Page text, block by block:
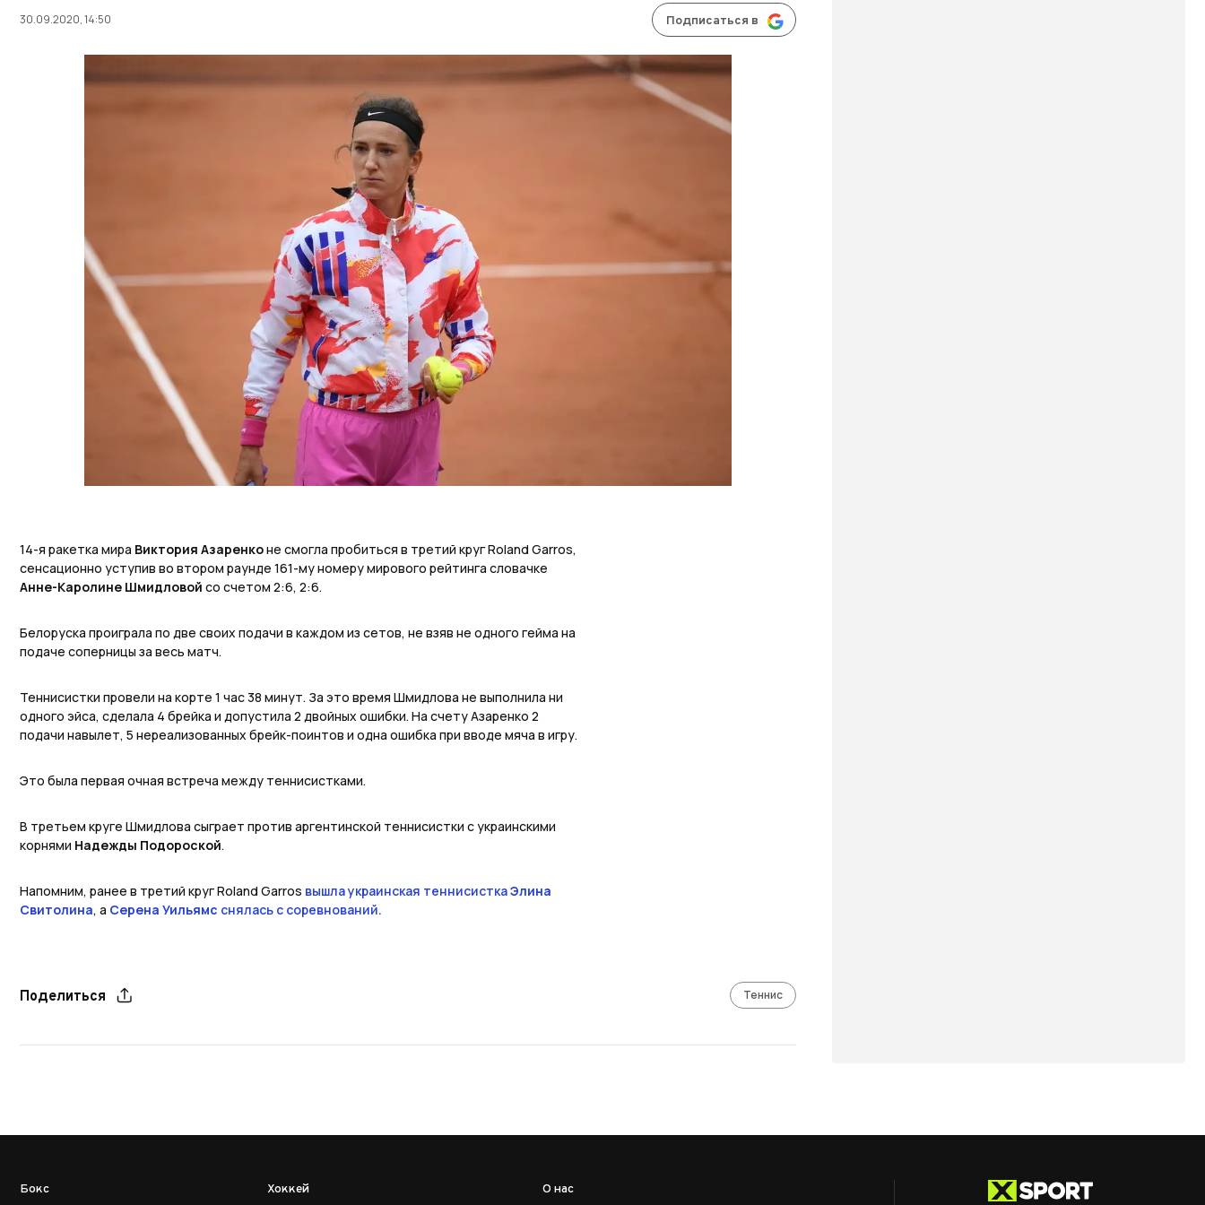
30.09.2020, 14:50 Подписаться в
14-я ракетка мира Виктория Азаренконе смогла пробиться в третий круг Roland Garros,
сенсационно уступив во втором раунде 161-му номеру мирового рейтинга словачке
Анне-Каролине Шмидловой со счетом 2:6, 2:6.
Белоруска проиграла по две своих подачи в каждом из сетов, не взяв не одного гейма на
подаче соперницы за весь матч.
Теннисистки провели на корте 1 час 38 минут. За это время Шмидлова не выполнила ни
одного эйса, сделала 4 брейка и допустила 2 двойных ошибки. На счету Азаренко 2
подачи навылет, 5 нереализованных брейк-поинтов и одна ошибка при вводе мяча в игру.
Это была первая очная встреча между теннисистками.
В третьем круге Шмидлова сыграет против аргентинской теннисистки с украинскими
корнями Надежды Подороской.
Напомним, ранее в третий круг Roland Garros вышла украинская теннисисткаЭлина
Свитолина, а Серена Уильямс снялась с соревнований.
Поделиться Теннис
Бокс Хоккей О нас